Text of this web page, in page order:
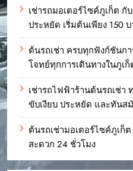
เช่ารถมอเตอร์ไซค์ภูเก็ต กั
ประหยัด เริ่มต้นเพียง 150
ต้นรถเช่า ครบทุกฟังก์ชันก
โจทย์ทุกการเดินทางในภูเก็
เช่ารถไฟฟ้าร้านต้นรถเช่า
ขับเงียบ ประหยัด และทันส
ต้นรถเช่ามอเตอร์ไซค์ภูเก็
สะดวก 24 ชั่วโมง